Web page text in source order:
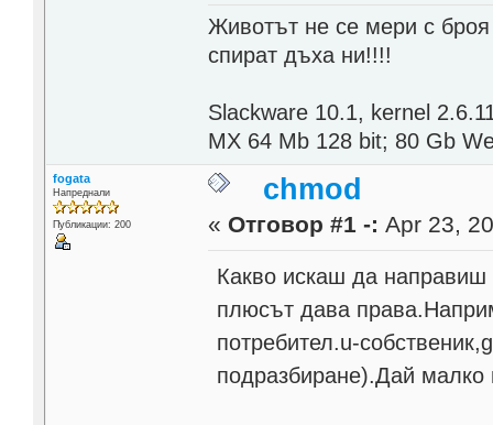
Животът не се мери с
спират дъха ни!!!!
Slackware 10.1, kernel
MX 64 Mb 128 bit; 80 Gb
fogata
Напреднали
Публикации: 200
chmod
« Отговор #1 -: Apr 23,
Какво искаш да
плюсът дава
потребител.u-
подразбиране).Дай